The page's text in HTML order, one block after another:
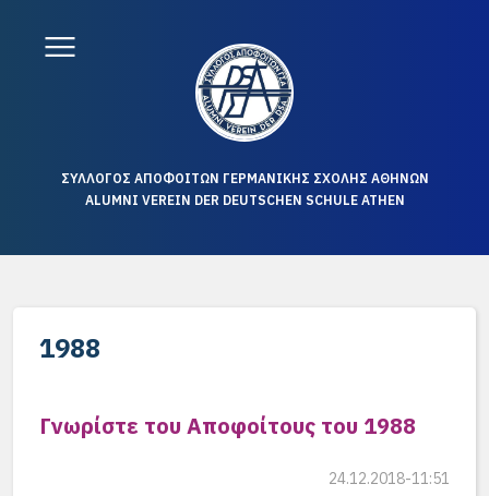
ΣΥΛΛΟΓΟΣ ΑΠΟΦΟΙΤΩΝ ΓΕΡΜΑΝΙΚΗΣ ΣΧΟΛΗΣ ΑΘΗΝΩΝ
ALUMNI VEREIN DER DEUTSCHEN SCHULE ATHEN
1988
Γνωρίστε του Αποφοίτους του 1988
24.12.2018-11:51